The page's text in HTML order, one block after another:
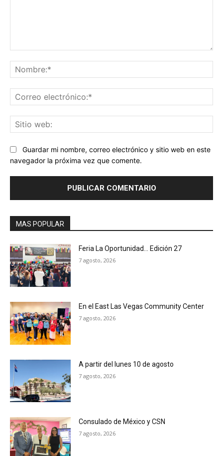
Guardar mi nombre, correo electrónico y sitio web en este
navegador la próxima vez que comente.
MAS POPULAR
Feria La Oportunidad… Edición 27
7 agosto, 2026
En el East Las Vegas Community Center
7 agosto, 2026
A partir del lunes 10 de agosto
7 agosto, 2026
Consulado de México y CSN
7 agosto, 2026